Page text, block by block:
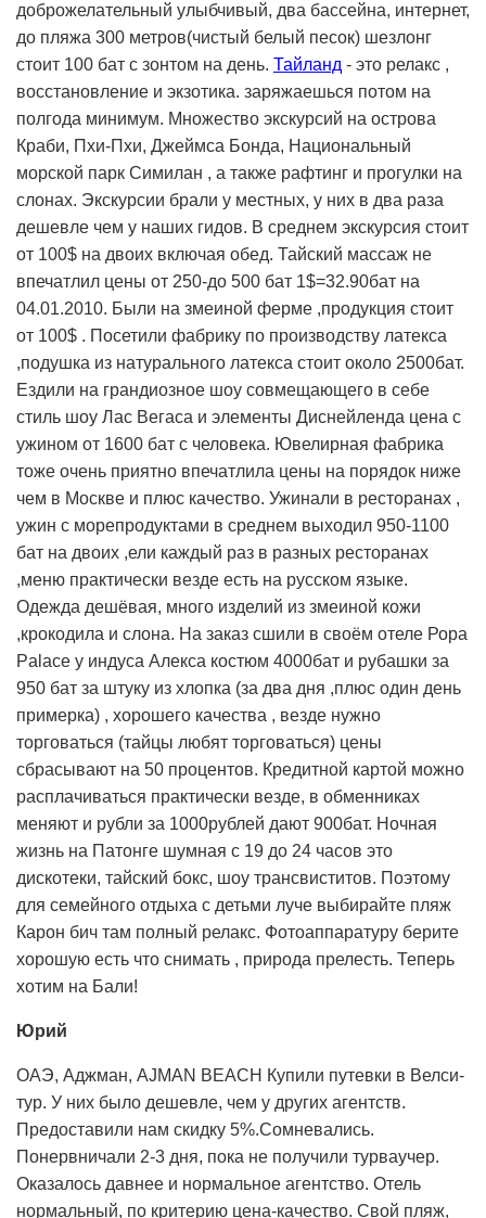
доброжелательный улыбчивый, два бассейна, интернет,
до пляжа 300 метров(чистый белый песок) шезлонг
стоит 100 бат с зонтом на день. Тайланд - это релакс ,
восстановление и экзотика. заряжаешься потом на
полгода минимум. Множество экскурсий на острова
Краби, Пхи-Пхи, Джеймса Бонда, Национальный
морской парк Симилан , а также рафтинг и прогулки на
слонах. Экскурсии брали у местных, у них в два раза
дешевле чем у наших гидов. В среднем экскурсия стоит
от 100$ на двоих включая обед. Тайский массаж не
впечатлил цены от 250-до 500 бат 1$=32.90бат на
04.01.2010. Были на змеиной ферме ,продукция стоит
от 100$ . Посетили фабрику по производству латекса
,подушка из натурального латекса стоит около 2500бат.
Ездили на грандиозное шоу совмещающего в себе
стиль шоу Лас Вегаса и элементы Диснейленда цена с
ужином от 1600 бат с человека. Ювелирная фабрика
тоже очень приятно впечатлила цены на порядок ниже
чем в Москве и плюс качество. Ужинали в ресторанах ,
ужин с морепродуктами в среднем выходил 950-1100
бат на двоих ,ели каждый раз в разных ресторанах
,меню практически везде есть на русском языке.
Одежда дешёвая, много изделий из змеиной кожи
,крокодила и слона. На заказ сшили в своём отеле Рора
Palace у индуса Алекса костюм 4000бат и рубашки за
950 бат за штуку из хлопка (за два дня ,плюс один день
примерка) , хорошего качества , везде нужно
торговаться (тайцы любят торговаться) цены
сбрасывают на 50 процентов. Кредитной картой можно
расплачиваться практически везде, в обменниках
меняют и рубли за 1000рублей дают 900бат. Ночная
жизнь на Патонге шумная с 19 до 24 часов это
дискотеки, тайский бокс, шоу трансвиститов. Поэтому
для семейного отдыха с детьми луче выбирайте пляж
Карон бич там полный релакс. Фотоаппаратуру берите
хорошую есть что снимать , природа прелесть. Теперь
хотим на Бали!
Юрий
ОАЭ, Аджман, AJMAN BEACH Купили путевки в Велси-
тур. У них было дешевле, чем у других агентств.
Предоставили нам скидку 5%.Сомневались.
Понервничали 2-3 дня, пока не получили турваучер.
Оказалось давнее и нормальное агентство. Отель
нормальный, по критерию цена-качество. Свой пляж,